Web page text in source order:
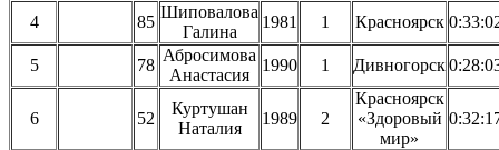
4 85
Шиповалова
Галина
1981 1 Красноярск
5 78
Абросимова
Анастасия
1990 1 Дивногорск
6 52
Куртушан
Наталия
1989 2
Красноярск
«Здоровый
мир»